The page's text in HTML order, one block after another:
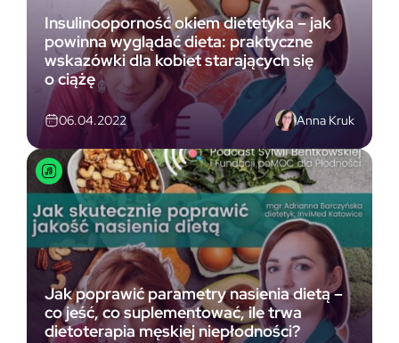
Insulinooporność okiem dietetyka – jak
powinna wyglądać dieta: praktyczne
wskazówki dla kobiet starających się
o ciążę
06.04.2022 Anna Kruk
Jak poprawić parametry nasienia dietą –
co jeść, co suplementować, ile trwa
dietoterapia męskiej niepłodności?